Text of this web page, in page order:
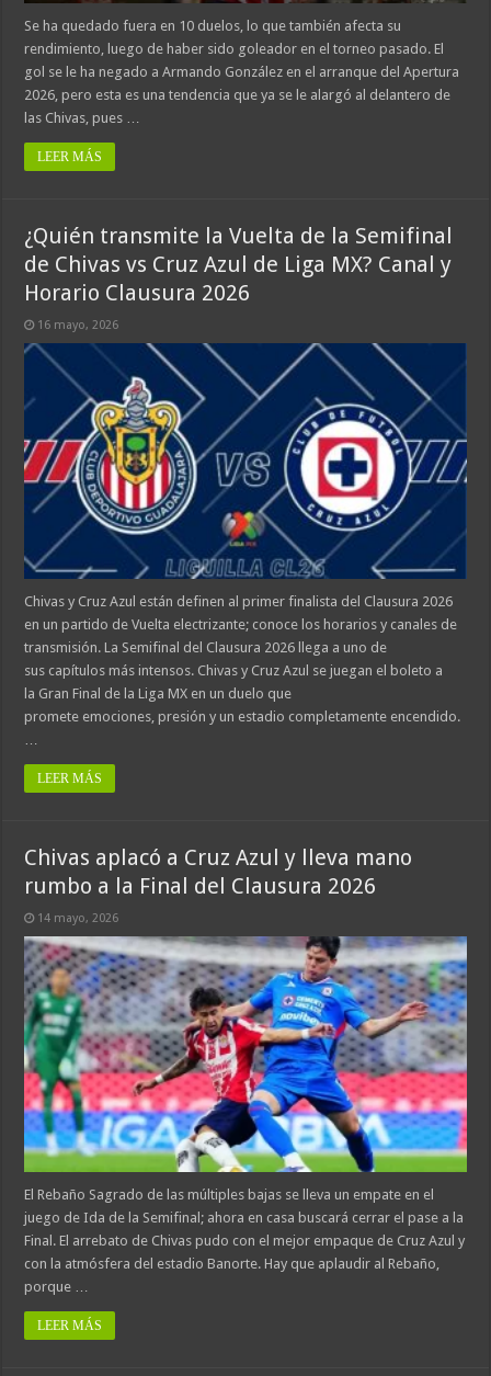
Se ha quedado fuera en 10 duelos, lo que también afecta su
rendimiento, luego de haber sido goleador en el torneo pasado. El
gol se le ha negado a Armando González en el arranque del Apertura
2026, pero esta es una tendencia que ya se le alargó al delantero de
las Chivas, pues …
LEER MÁS
¿Quién transmite la Vuelta de la Semifinal
de Chivas vs Cruz Azul de Liga MX? Canal y
Horario Clausura 2026
16 mayo, 2026
Chivas y Cruz Azul están definen al primer finalista del Clausura 2026
en un partido de Vuelta electrizante; conoce los horarios y canales de
transmisión. La Semifinal del Clausura 2026 llega a uno de
sus capítulos más intensos. Chivas y Cruz Azul se juegan el boleto a
la Gran Final de la Liga MX en un duelo que
promete emociones, presión y un estadio completamente encendido.
LEER MÁS
Chivas aplacó a Cruz Azul y lleva mano
rumbo a la Final del Clausura 2026
14 mayo, 2026
El Rebaño Sagrado de las múltiples bajas se lleva un empate en el
juego de Ida de la Semifinal; ahora en casa buscará cerrar el pase a la
Final. El arrebato de Chivas pudo con el mejor empaque de Cruz Azul y
con la atmósfera del estadio Banorte. Hay que aplaudir al Rebaño,
porque …
LEER MÁS